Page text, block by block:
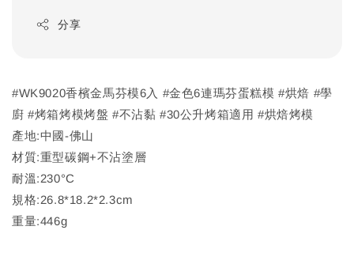
分享
#WK9020香檳金馬芬模6入 #金色6連瑪芬蛋糕模 #烘焙 #學
廚 #烤箱烤模烤盤 #不沾黏 #30公升烤箱適用 #烘焙烤模
產地:中國-佛山
材質:重型碳鋼+不沾塗層
耐溫:230°C
規格:26.8*18.2*2.3cm
重量:446g